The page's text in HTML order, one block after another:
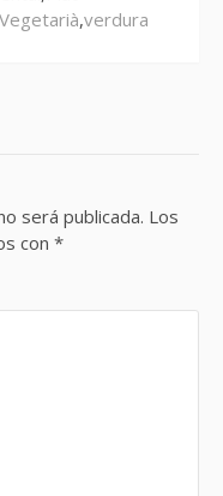
Vegetarià,verdura
será publicada. Los
con *